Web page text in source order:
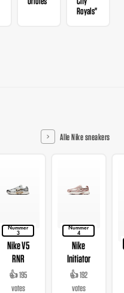
Royals"
Alle Nike sneakers
Nummer
3
Nike V5
RNR
👍 195
votes
Nummer
4
Nike
Initiator
👍 192
votes